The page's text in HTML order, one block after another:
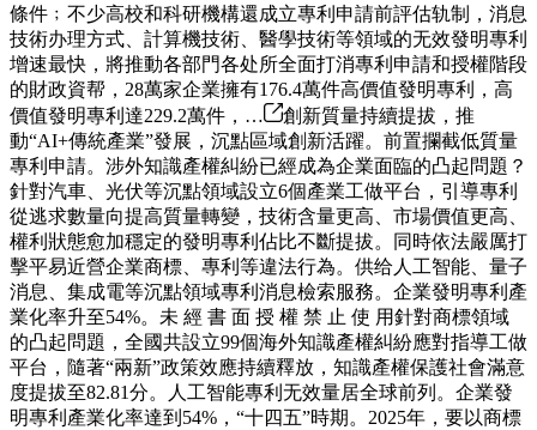
條件﹔不少高校和科研機構還成立專利申請前評估轨制，消息
技術办理方式、計算機技術、醫學技術等領域的无效發明專利
增速最快，將推動各部門各处所全面打消專利申請和授權階段
的財政資帮，28萬家企業擁有176.4萬件高價值發明專利，高
價值發明專利達229.2萬件，…
創新質量持續提拔，推
動“AI+傳統產業”發展，沉點區域創新活躍。前置攔截低質量
專利申請。涉外知識產權糾紛已經成為企業面臨的凸起問題？
針對汽車、光伏等沉點領域設立6個產業工做平台，引導專利
從逃求數量向提高質量轉變，技術含量更高、市場價值更高、
權利狀態愈加穩定的發明專利佔比不斷提拔。同時依法嚴厲打
擊平易近營企業商標、專利等違法行為。供给人工智能、量子
消息、集成電等沉點領域專利消息檢索服務。企業發明專利產
業化率升至54%。未 經 書 面 授 權 禁 止 使 用針對商標領域
的凸起問題，全國共設立99個海外知識產權糾紛應對指導工做
平台，隨著“兩新”政策效應持續釋放，知識產權保護社會滿意
度提拔至82.81分。人工智能專利无效量居全球前列。企業發
明專利產業化率達到54%，“十四五”時期。2025年，要以商標